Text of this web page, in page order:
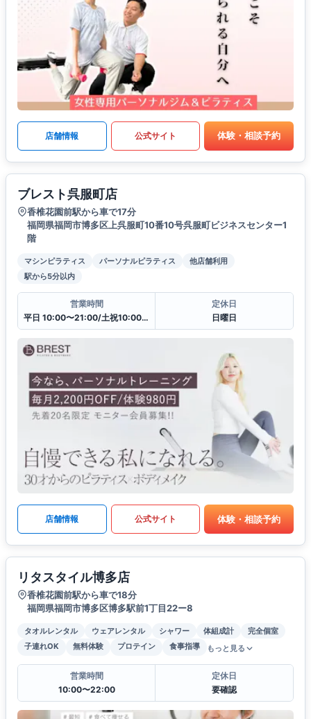
店舗情報 公式サイト 体験・相談予約
ブレスト呉服町店
香椎花園前駅から車で17分
福岡県福岡市博多区上呉服町10番10号呉服町ビジネスセンター1
階
マシンピラティス パーソナルピラティス
他店舗利用
駅から5分以内
営業時間
平日 10:00〜21:00/土祝10:00〜19:30
定休日
日曜日
店舗情報 公式サイト 体験・相談予約
リタスタイル博多店
香椎花園前駅から車で18分
福岡県福岡市博多区博多駅前1丁目22ー8
タオルレンタル ウェアレンタル シャワー 体組成計
完全個室
子連れOK
無料体験 プロテイン 食事指導 もっと見る
営業時間
10:00〜22:00
定休日
要確認